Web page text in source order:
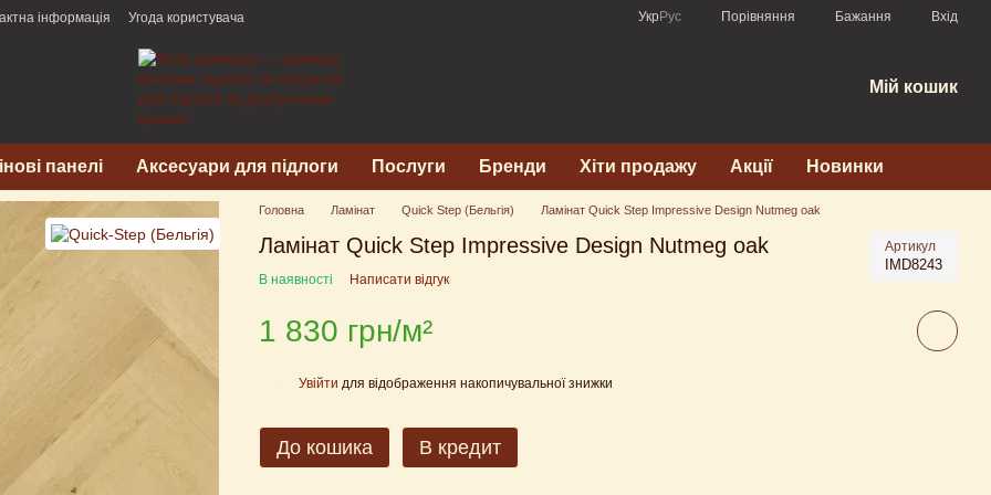
інформація Угода користувача УкрРус Порівняння Бажання Вхід
Мій кошик
панелі Аксесуари для підлоги Послуги Бренди Хіти продажу Акції Новинки
Головна Ламінат Quick Step (Бельгія) Ламінат Quick Step Impressive Design Nutmeg oak
Ламінат Quick Step Impressive Design Nutmeg oak Артикул
IMD8243
В наявності Написати відгук
1 830 грн/м²
Увійти для відображення накопичувальної знижки
До кошика В кредит